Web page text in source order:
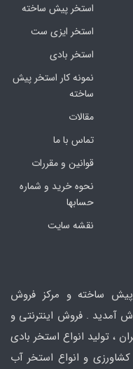
استخر پیش ساخته
استخر ایزی ست
استخر بادی
نمونه کار استخر پیش
ساخته
مقالات
تماس با ما
قوانین و مقررات
نحوه خرید و شماره
حسابها
نقشه سایت
ساخته و مرکز فروش
. فروش اینترنتی و
، تولید انواع استخر بادی
و انواع استخر آب